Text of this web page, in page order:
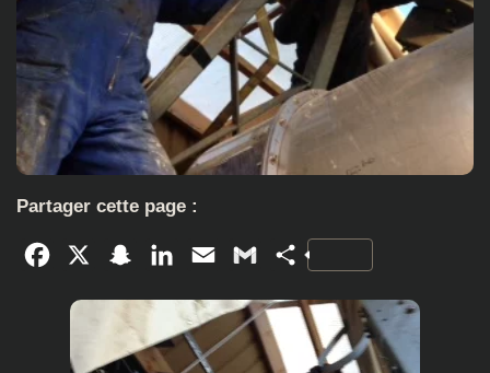
Partager cette page :
Facebook SnapchatLinkedInEmail GmailPartager